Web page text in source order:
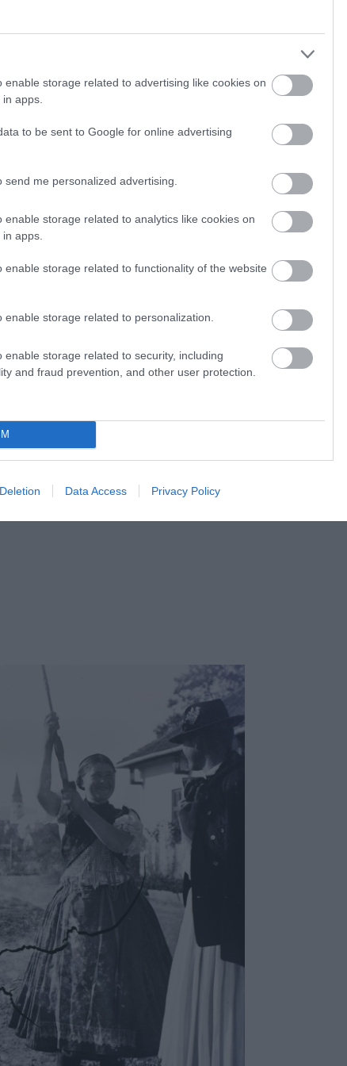
enable storage related to advertising like cookies on
apps.
to be sent to Google for online advertising
me personalized advertising.
enable storage related to analytics like cookies on
apps.
enable storage related to functionality of the website
enable storage related to personalization.
enable storage related to security, including
and fraud prevention, and other user protection.
Data Access Privacy Policy
Fortepan
a párválasztáshoz
kellett csillagokat gyűjtenie a
A palóc lányok viszont almát dugtak
Ha közben valaki megszólította őket,